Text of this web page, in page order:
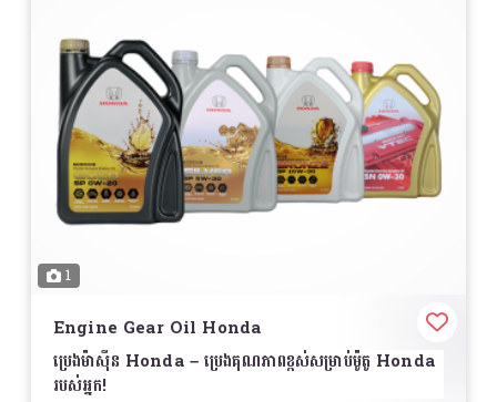
Discover, Platina, CT100
Othermotorcycle brandsthat require high-
quality gear oil.
Recommended Change Interval:Check
manufacturer guidelines for best results.
Available Sizes: 100ml, 200ml, 500ml
Price:Contact for details.
Ensure a
with
ម៉ាស៊ីន
លក្ខណៈពិសេស មានការកាន់កាប់ធូលីខ្ពស់ – ចាប់ខ្យល់បរិសុទ្ធពី
សំណល់ ដើម្បីការពារម៉ាស៊ីន
ធ្វើឲ្យម៉ាស៊ីនប្រើប្រាស់បានល្អ – ផ្តល់អាកាសសម្រាប់ម៉ាស៊ីនដក
ឧស្ម័នបានសំរាប់ប្រសិទ្ធភាពខ្ពស់ និងប្រើប្រាស់ប្រេងសុទ្ធសាធ
អាយុកាលប្រើប្រាស់បានយូរ – ផលិតពីសម្ភារៈធន់នឹងការប្រើ
ប្រាស់បានយូរ
សមស្របសម្រាប់ម៉ូដែលរថយន្ត Honda
រថយន្ត Honda ផ្សេងៗ
Engine
Air Filter រថយន្ត Honda ប្រភេទ
សម្រាប់រថយន្ត Honda ជាធម្មតាត្រូវបានធ្វើឡើងជាប្រភេទDry
Filter
1
Engine Gear Oil Honda
ប្រេងម៉ាស៊ីន Honda – ប្រេងគុណភាពខ្ពស់សម្រាប់ម៉ូតូ Honda
របស់អ្នក!